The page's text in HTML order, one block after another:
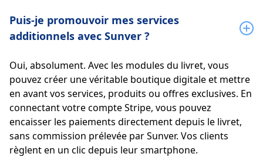
Puis-je promouvoir mes services
additionnels avec Sunver ?
Oui, absolument. Avec les modules du livret, vous
pouvez créer une véritable boutique digitale et mettre
en avant vos services, produits ou offres exclusives. En
connectant votre compte Stripe, vous pouvez
encaisser les paiements directement depuis le livret,
sans commission prélevée par Sunver. Vos clients
règlent en un clic depuis leur smartphone.